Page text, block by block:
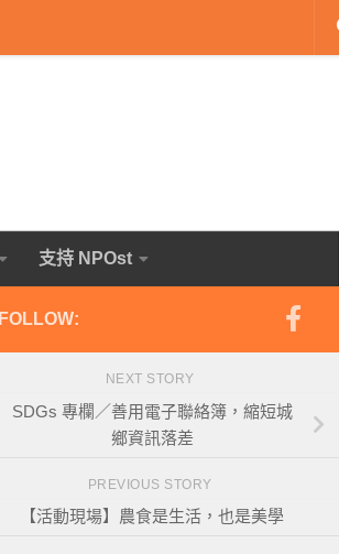
支持 NPOst
FOLLOW:
NEXT STORY
SDGs 專欄／善用電子聯絡簿，縮短城
鄉資訊落差
PREVIOUS STORY
【活動現場】農食是生活，也是美學